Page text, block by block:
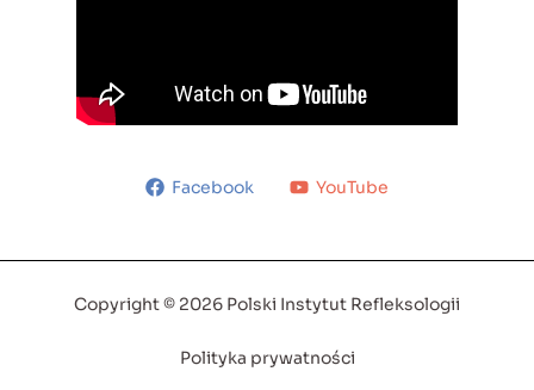
Facebook YouTube
Copyright © 2026 Polski Instytut Refleksologii
Polityka prywatności